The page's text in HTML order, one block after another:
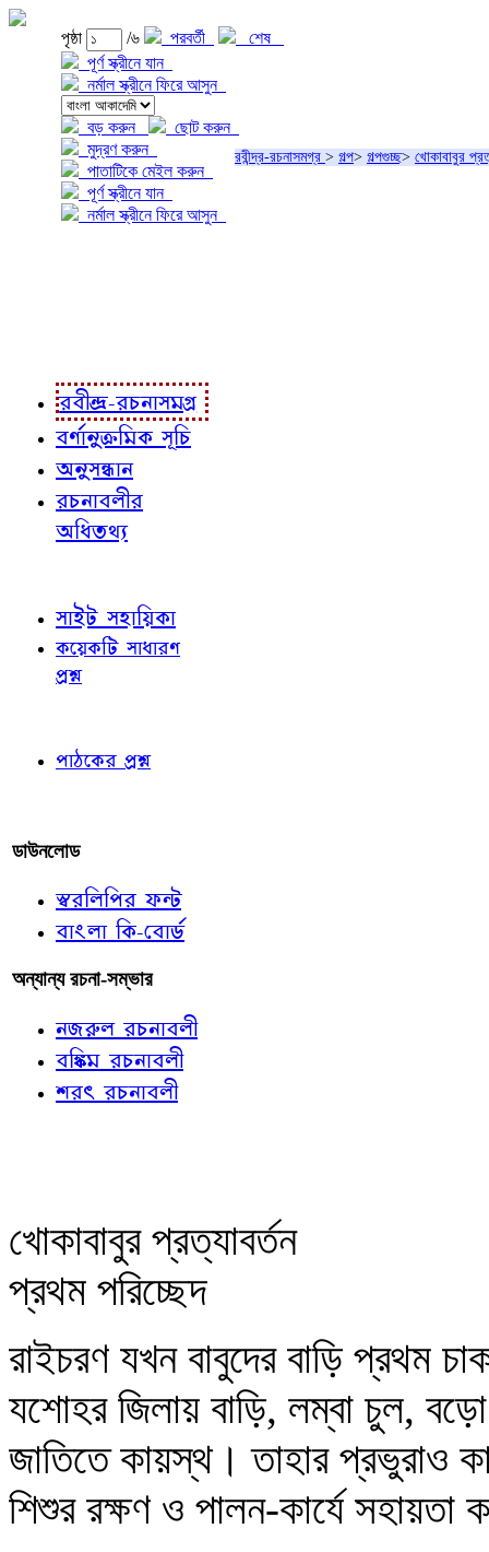
পৃষ্ঠা /৬ পরবর্তী
শেষ
পূর্ণ স্ক্রীনে যান
নর্মাল স্ক্রীনে ফিরে আসুন
বড় করুন
ছোট করুন
মুদ্রণ করুন
পাতাটিকে মেইল করুন
পূর্ণ স্ক্রীনে যান
নর্মাল স্ক্রীনে ফিরে আসুন
রবীন্দ্র-রচনাসমগ্র > গল্প> গল্পগুচ্ছ> খোকাবাবুর
রবীন্দ্র-রচনাসমগ্র
বর্ণানুক্রমিক সূচি
অনুসন্ধান
রচনাবলীর
অধিতথ্য
সাইট সহায়িকা
কয়েকটি সাধারণ
প্রশ্ন
পাঠকের প্রশ্ন
ডাউনলোড
স্বরলিপির ফন্ট
বাংলা কি-বোর্ড
অন্যান্য রচনা-সম্ভার
নজরুল রচনাবলী
বঙ্কিম রচনাবলী
শরৎ রচনাবলী
খোকাবাবুর প্রত্যাবর্তন
প্রথম পরিচ্ছেদ
রাইচরণ যখন বাবুদের বাড়ি প্রথম
যশোহর জিলায় বাড়ি, লম্বা চুল,
জাতিতে কায়স্থ। তাহার প্রভুরাও
শিশুর রক্ষণ ও পালন-কার্যে সহায়তা